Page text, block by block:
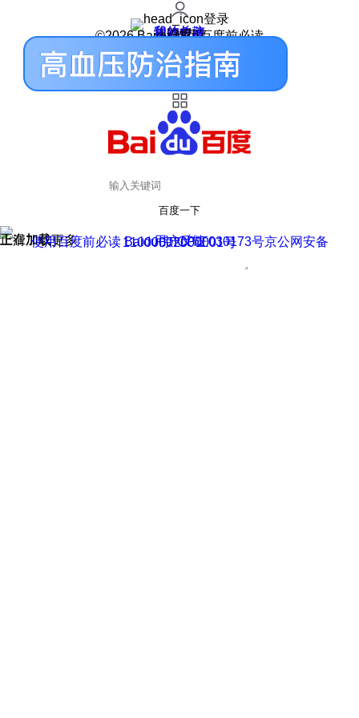
登录
我的关注
我的收藏
皮肤中心
用户反馈
设置
©2026 Baidu 使用百度前必读
百度一下
正在加载
上滑加载更多 用户反馈
使用百度前必读 Baidu 京ICP证030173号
京公网安备11000002000001号